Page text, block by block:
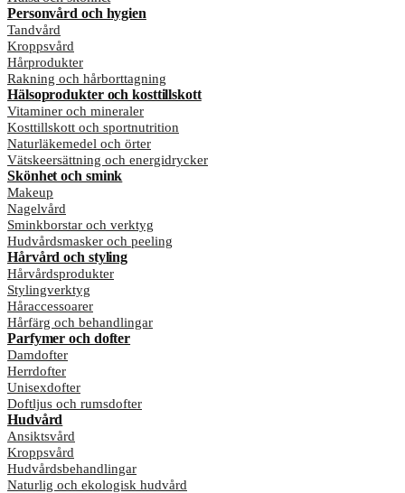
Personvård och hygien
Tandvård
Kroppsvård
Hårprodukter
Rakning och hårborttagning
Hälsoprodukter och kosttillskott
Vitaminer och mineraler
Kosttillskott och sportnutrition
Naturläkemedel och örter
Vätskeersättning och energidrycker
Skönhet och smink
Makeup
Nagelvård
Sminkborstar och verktyg
Hudvårdsmasker och peeling
Hårvård och styling
Hårvårdsprodukter
Stylingverktyg
Håraccessoarer
Hårfärg och behandlingar
Parfymer och dofter
Damdofter
Herrdofter
Unisexdofter
Doftljus och rumsdofter
Hudvård
Ansiktsvård
Kroppsvård
Hudvårdsbehandlingar
Naturlig och ekologisk hudvård